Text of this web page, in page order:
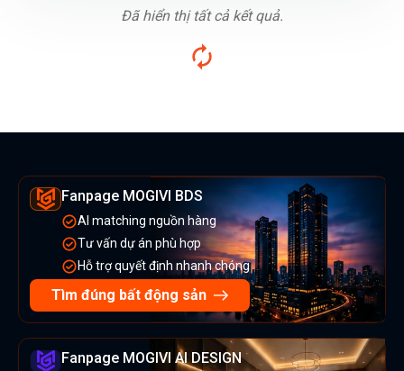
Đã hiển thị tất cả kết quả.
Fanpage MOGIVI BDS
AI matching nguồn hàng
Tư vấn dự án phù hợp
Hỗ trợ quyết định nhanh chóng
Tìm đúng bất động sản
Fanpage MOGIVI AI DESIGN